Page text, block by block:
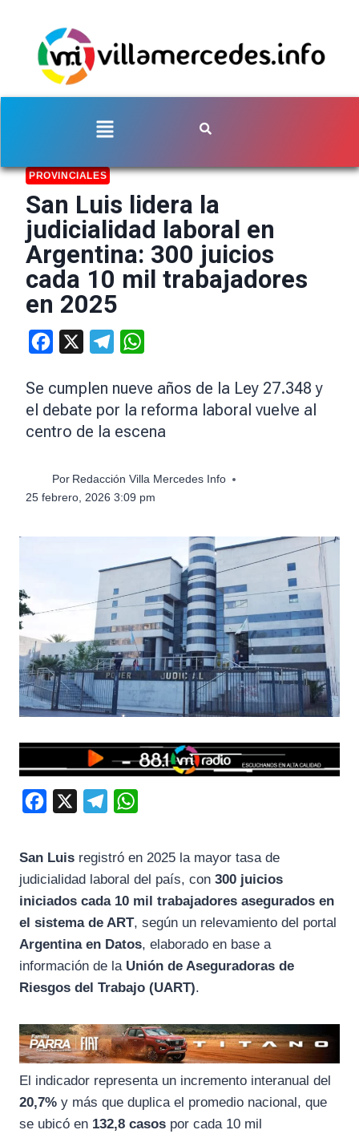
PROVINCIALES
San Luis lidera la
judicialidad laboral en
Argentina: 300 juicios
cada 10 mil trabajadores
en 2025
Facebook Telegram
Se cumplen nueve años de la Ley 27.348 y
el debate por la reforma laboral vuelve al
centro de la escena
Por Redacción Villa Mercedes Info
25 febrero, 2026 3:09 pm
e
b
o
o
k
g
r
a
m
t
s
A
p
p
San Luis registró en 2025 la mayor tasa de
judicialidad laboral del país, con 300 juicios
iniciados cada 10 mil trabajadores asegurados en
el sistema de ART, según un relevamiento del portal
Argentina en Datos, elaborado en base a
información de la Unión de Aseguradoras de
Riesgos del Trabajo (UART).
El indicador representa un incremento interanual del
20,7% y más que duplica el promedio nacional, que
se ubicó en 132,8 casos por cada 10 mil